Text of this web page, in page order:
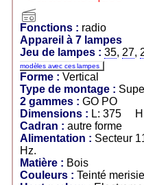
Fonctions : radio
Appareil à 7 lampes
Jeu de lampes : 35, 27,
modèles avec ces lampes
Forme : Vertical
Type de montage :
2 gammes :
GO PO
Dimensions : L: 375
Cadran : autre forme
Alimentation : Secteur 110-130-150-220-240 V/ 50
Hz.
Matière : Bois
Couleurs : Teinté